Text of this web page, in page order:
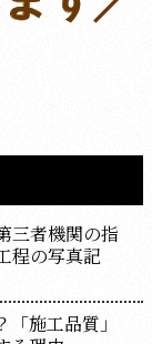
三者機関の指
程の写真記
施工品質」